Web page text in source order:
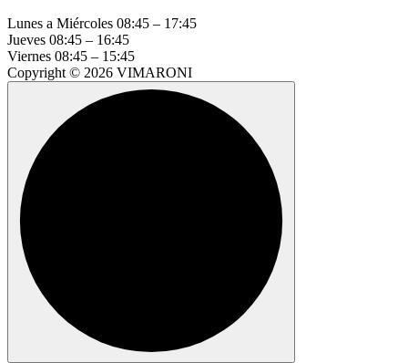
Lunes a Miércoles 08:45 – 17:45
Jueves 08:45 – 16:45
Viernes 08:45 – 15:45
Copyright © 2026 VIMARONI